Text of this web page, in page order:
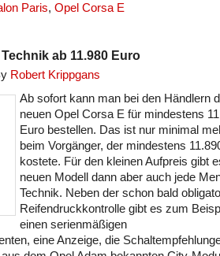
Paris, Opel Corsa E
ab 11.980 Euro
Robert Krippgans
Ab sofort kann man bei den Händlern
neuen Opel Corsa E für mindestens
Euro bestellen. Das ist nur minimal
beim Vorgänger, der mindestens
kostete. Für den kleinen Aufpreis gibt
neuen Modell dann aber auch jede
Technik. Neben der schon bald
Reifendruckkontrolle gibt es zum
einen serienmäßigen
eine Anzeige, die